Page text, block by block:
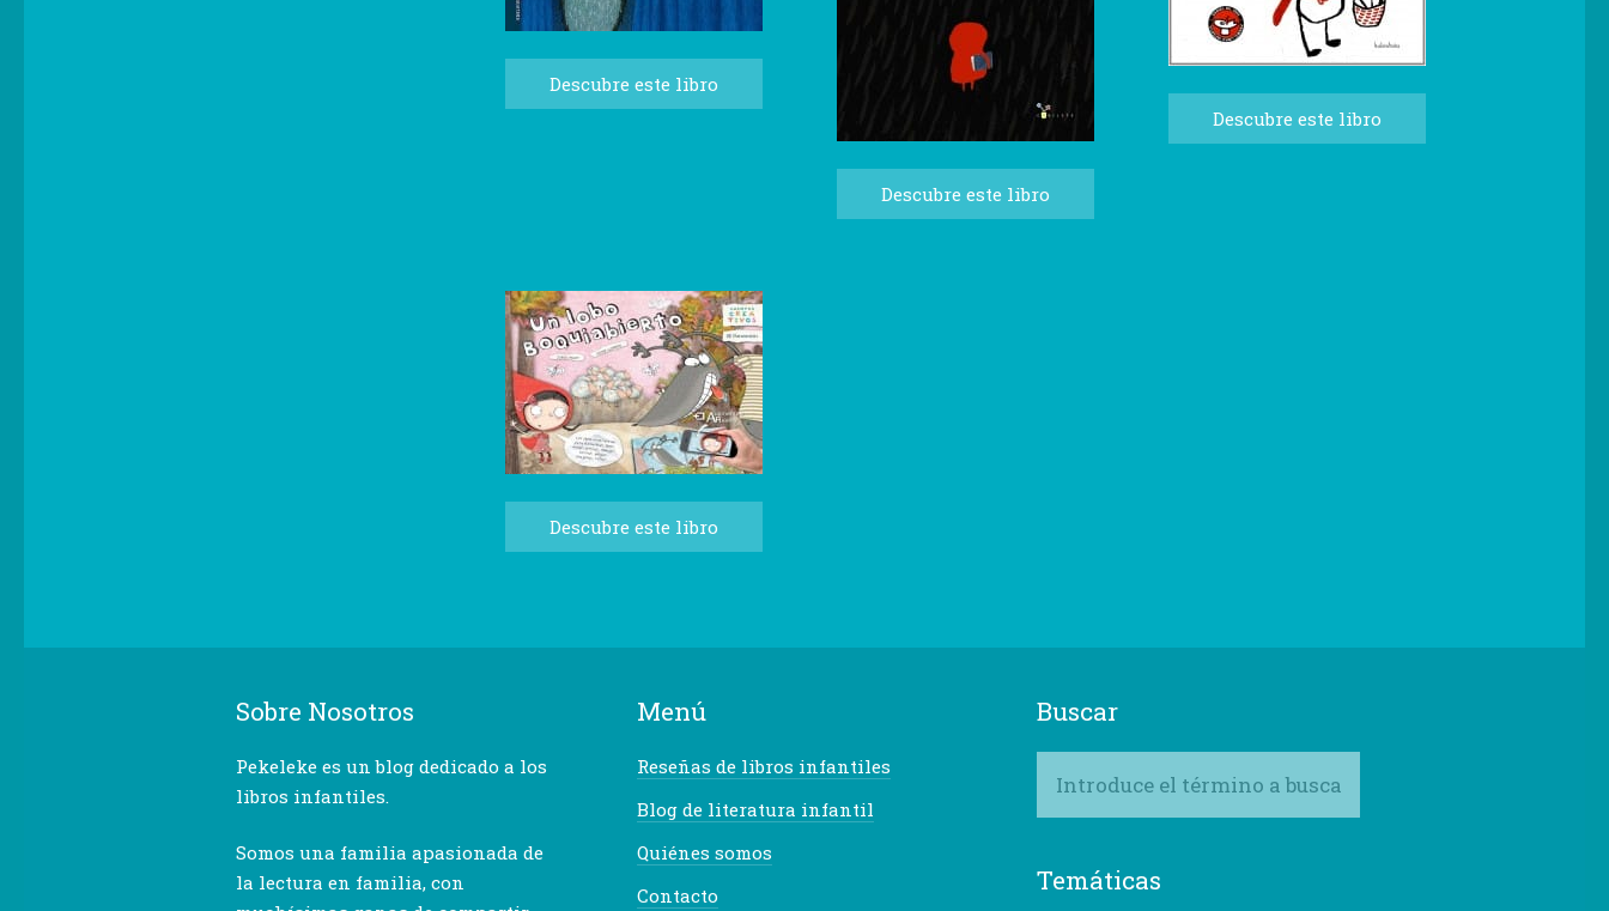
Descubre este libro
Descubre este libro
Descubre este libro
Descubre este libro
Sobre Nosotros
Pekeleke es un blog dedicado a los
libros infantiles.
Somos una familia apasionada de
la lectura en familia, con
Menú
Reseñas de libros infantiles
Blog de literatura infantil
Quiénes somos
Contacto
Buscar
Temáticas